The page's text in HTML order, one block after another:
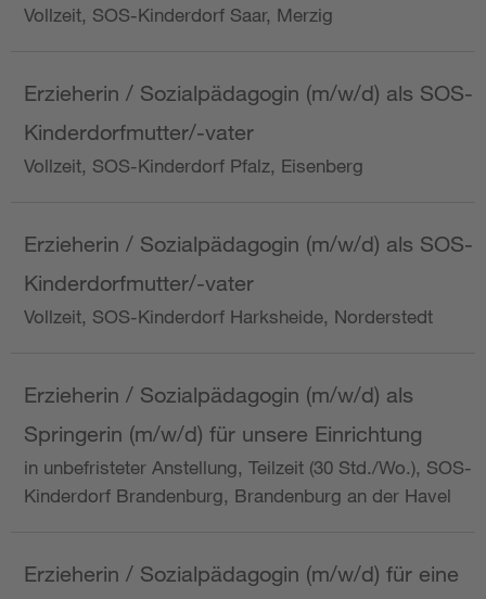
Vollzeit, SOS-Kinderdorf Saar, Merzig
Erzieherin / Sozialpädagogin (m/w/d) als SOS-
Kinderdorfmutter/-vater
Vollzeit, SOS-Kinderdorf Pfalz, Eisenberg
Erzieherin / Sozialpädagogin (m/w/d) als SOS-
Kinderdorfmutter/-vater
Vollzeit, SOS-Kinderdorf Harksheide, Norderstedt
Erzieherin / Sozialpädagogin (m/w/d) als
Springerin (m/w/d) für unsere Einrichtung
in unbefristeter Anstellung, Teilzeit (30 Std./Wo.), SOS-
Kinderdorf Brandenburg, Brandenburg an der Havel
Erzieherin / Sozialpädagogin (m/w/d) für eine